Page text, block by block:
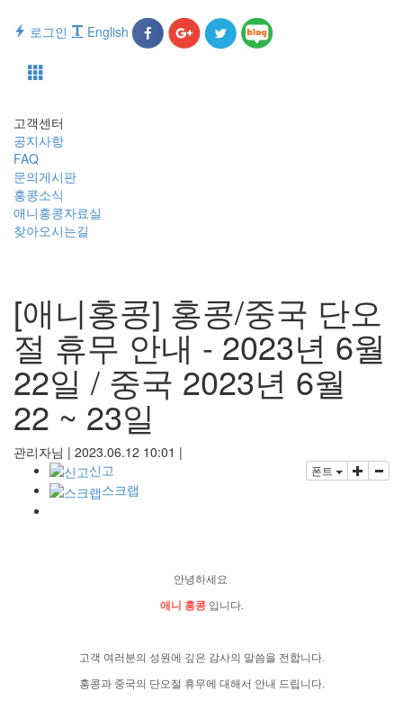
로그인 English
고객센터
공지사항
FAQ
문의게시판
홍콩소식
애니홍콩자료실
찾아오시는길
[애니홍콩] 홍콩/중국 단오
절 휴무 안내 - 2023년 6월
22일 / 중국 2023년 6월
22 ~ 23일
관리자님 | 2023.06.12 10:01 |
폰트
신고
스크랩
안녕하세요
애니 홍콩 입니다.
고객 여러분의 성원에 깊은 감사의 말씀을 전합니다.
홍콩과 중국의 단오절 휴무에 대해서 안내 드립니다.